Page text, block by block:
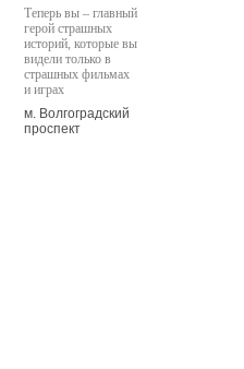
Теперь вы – главный
герой страшных
историй, которые вы
видели только в
страшных фильмах
и играх
м. Волгоградский
проспект